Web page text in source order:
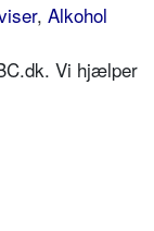
, Alkohol
Vi hjælper